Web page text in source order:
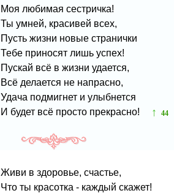
Моя любимая сестричка!
Ты умней, красивей всех,
Пусть жизни новые странички
Тебе приносят лишь успех!
Пускай всё в жизни удается,
Всё делается не напрасно,
Удача подмигнет и улыбнется
И будет всё просто прекрасно!
↑ 44
Живи в здоровье, счастье,
Что ты красотка - каждый скажет!